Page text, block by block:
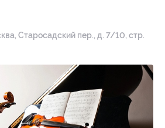
Старосадский пер., д. 7/10, стр.